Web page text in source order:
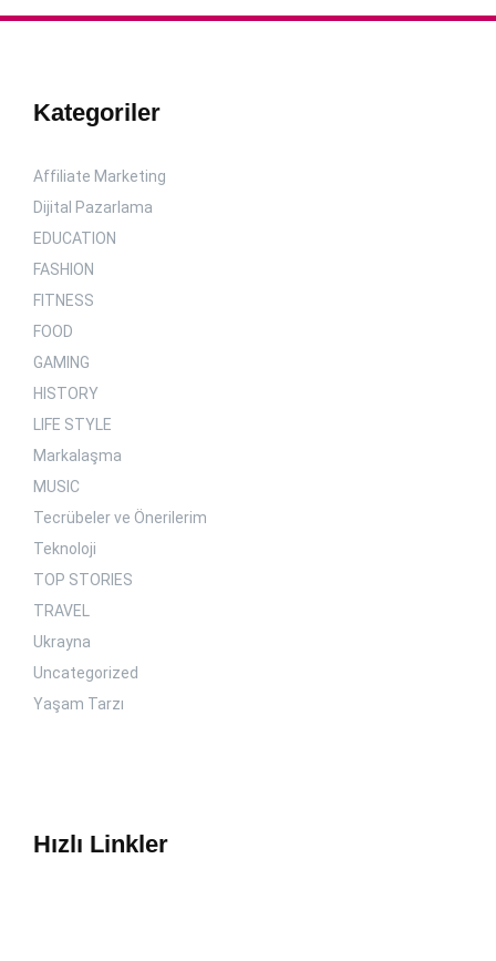
Kategoriler
Affiliate Marketing
Dijital Pazarlama
EDUCATION
FASHION
FITNESS
FOOD
GAMING
HISTORY
LIFE STYLE
Markalaşma
MUSIC
Tecrübeler ve Önerilerim
Teknoloji
TOP STORIES
TRAVEL
Ukrayna
Uncategorized
Yaşam Tarzı
Hızlı Linkler